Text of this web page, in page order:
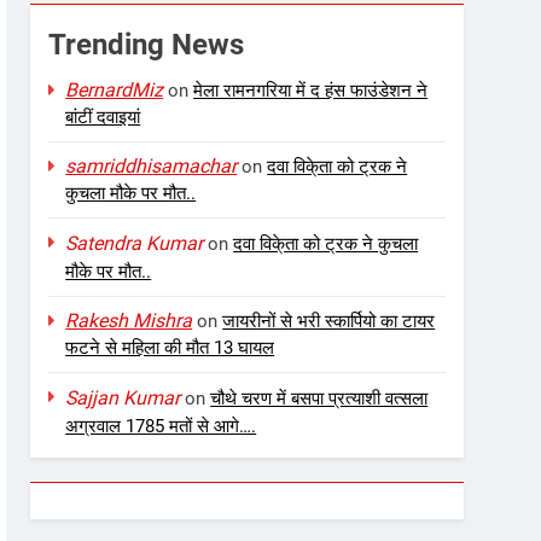
Trending News
BernardMizonमेला रामनगरिया में द हंस फाउंडेशन ने
बांटीं दवाइयां
samriddhisamacharonदवा विके्ता को ट्रक ने
कुचला मौके पर मौत..
Satendra Kumaronदवा विके्ता को ट्रक ने कुचला
मौके पर मौत..
Rakesh Mishra onजायरीनों से भरी स्कार्पियो का टायर
फटने से महिला की मौत 13 घायल
Sajjan Kumaronचौथे चरण में बसपा प्रत्याशी वत्सला
अग्रवाल 1785 मतों से आगे….